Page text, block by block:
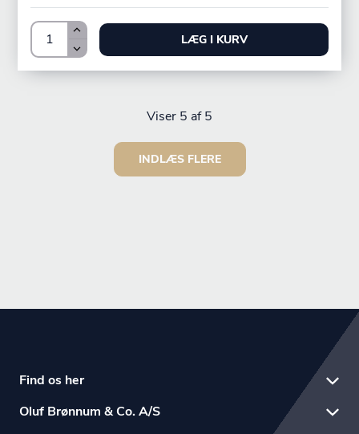
LÆG I KURV
Viser 5 af 5
INDLÆS FLERE
Find os her
Oluf Brønnum & Co. A/S